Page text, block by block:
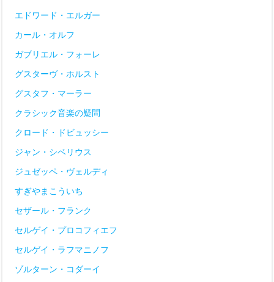
エドワード・エルガー
カール・オルフ
ガブリエル・フォーレ
グスターヴ・ホルスト
グスタフ・マーラー
クラシック音楽の疑問
クロード・ドビュッシー
ジャン・シベリウス
ジュゼッペ・ヴェルディ
すぎやまこういち
セザール・フランク
セルゲイ・プロコフィエフ
セルゲイ・ラフマニノフ
ゾルターン・コダーイ